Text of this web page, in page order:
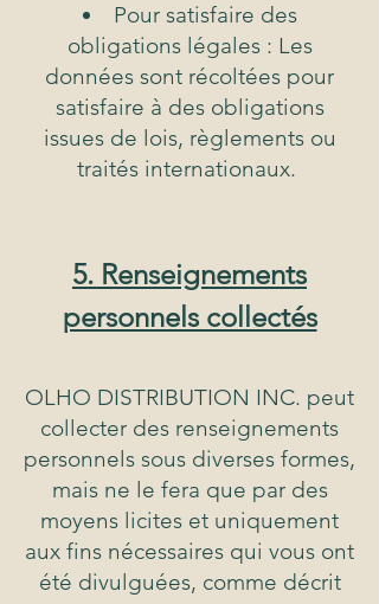
Pour satisfaire des
obligations légales : Les
données sont récoltées pour
satisfaire à des obligations
issues de lois, règlements ou
traités internationaux.
5. Renseignements
personnels collectés
OLHO DISTRIBUTION INC. peut
collecter des renseignements
personnels sous diverses formes,
mais ne le fera que par des
moyens licites et uniquement
aux fins nécessaires qui vous ont
été divulguées, comme décrit